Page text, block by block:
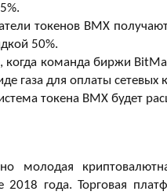
токенов BMX
50%.
команда биржи
газа для оплаты сетевых
токена BMX будет
молодая
2018 года. Торговая